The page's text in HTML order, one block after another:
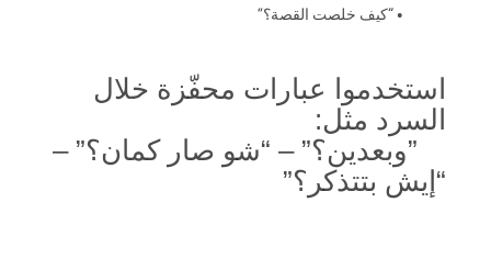
• “كيف خلصت القصة؟”
استخدموا عبارات محفّزة خلال
السرد مثل:
”وبعدين؟” – “شو صار كمان؟” –
“إيش بتتذكر؟”